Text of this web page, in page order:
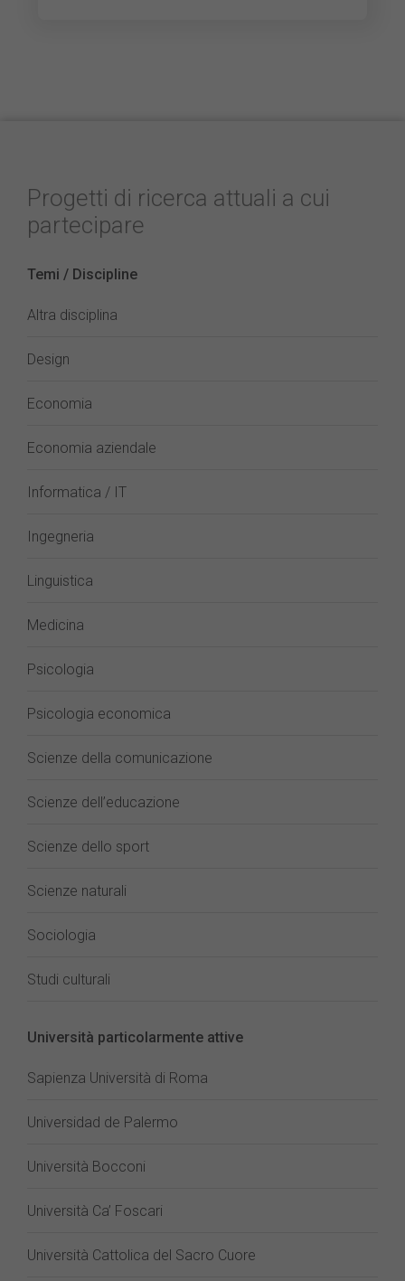
Progetti di ricerca attuali a cui
partecipare
Temi / Discipline
Altra disciplina
Design
Economia
Economia aziendale
Informatica / IT
Ingegneria
Linguistica
Medicina
Psicologia
Psicologia economica
Scienze della comunicazione
Scienze dell’educazione
Scienze dello sport
Scienze naturali
Sociologia
Studi culturali
Università particolarmente attive
Sapienza Università di Roma
Universidad de Palermo
Università Bocconi
Università Ca’ Foscari
Università Cattolica del Sacro Cuore